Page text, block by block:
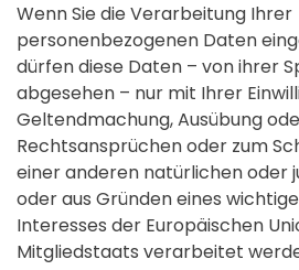
Wenn Sie die Verarbeitung Ihrer
personenbezogenen Daten
dürfen diese Daten – von ihrer
abgesehen – nur mit Ihrer
Geltendmachung, Ausübung
Rechtsansprüchen oder zum
einer anderen natürlichen oder
oder aus Gründen eines
Interesses der Europäischen
Mitgliedstaats verarbeitet